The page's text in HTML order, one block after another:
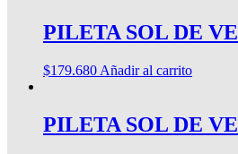
PILETA SOL DE
$179.680 Añadir al carrito
PILETA SOL DE